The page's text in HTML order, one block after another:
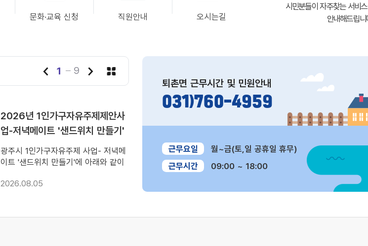
시민분들이 자주찾는 서비
안내해드립니
문화·교육 신청 직원안내 오시는길
2026년 1인가구자유주제제안사
업-저녁메이트 '샌드위치 만들기'
참여자 모집
광주시 1인가구자유주제 사업- 저녁메
이트 '샌드위치 만들기'에 아래와 같이
여 부탁드립니다. 가. 모집대상: 1인가
2026.08.07.(금)~08.27.(목) 라. 신
2026.08.05
[ 2026년 사회연대경제 청년 일경험
시범사업 ] - 사업내용 : 관내 미취업
청년의 사회연대경제 조직에서의 일경
20만원 운영비, 기업멘토수당 월15만
사회적경제조직 대
사회적경제조직을 대상
활용 수요조사를 진행
사회적기업, (사회적)
업, 마을기업 2. 조사내
년 4. 선정방법 : 제한경
view
1 / 9
퇴촌면 근무시간 및 민원안내
031)760-4959
근무요일
월~금(토,일 공휴일 휴무)
근무시간
09:00 ~ 18:00